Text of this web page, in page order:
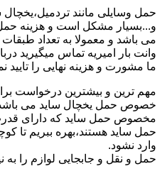
حمل وسایلی مانند تردمیل،یخچال
و...بسیار مشکل است و هزینه
می باشد و معمولا به تعداد
وانت بار امیریه تماس میگیرید
ما مشورت و هزینه نهایی را تایید
مهم ترین و بیشترین درخواست
خصوص حمل یخچال ساید می
مخصوص حمل ساید که دارای قدرت
حمل ساید هستند،بهره ببریم تا
وارد نشود.
حمل و نقل و جابجایی لوازم را به